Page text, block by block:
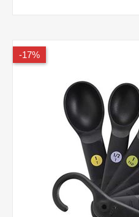
17%-